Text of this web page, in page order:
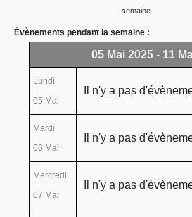
semaine
Évènements pendant la semaine :
05 Mai 2025 - 11
Lundi
05 Mai
Il n'y a pas
Mardi
06 Mai
Il n'y a pas
Mercredi
07 Mai
Il n'y a pas